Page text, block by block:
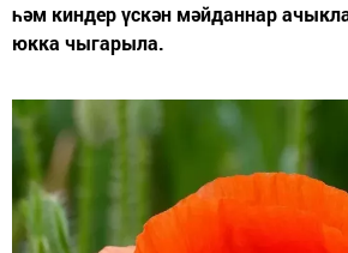
һәм киндер үскән мәйданнар
юкка чыгарыла.